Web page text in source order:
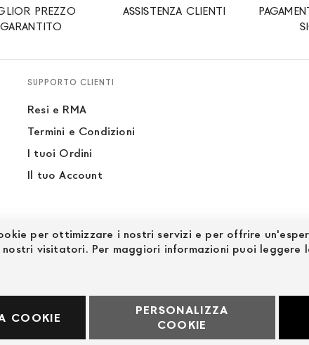
PREZZO
GARANTITO
ASSISTENZA CLIENTI
SUPPORTO CLIENTI
Resi e RMA
Termini e Condizioni
I tuoi Ordini
Il tuo Account
per ottimizzare i nostri servizi e per offrire
nostri visitatori. Per maggiori informazioni puoi leggere
COOKIE
PERSONALIZZA
COOKIE